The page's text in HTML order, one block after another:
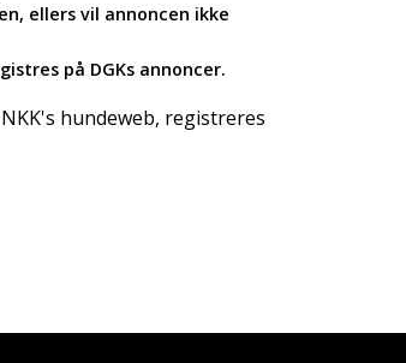
ellers vil annoncen ikke
på DGKs annoncer.
hundeweb, registreres